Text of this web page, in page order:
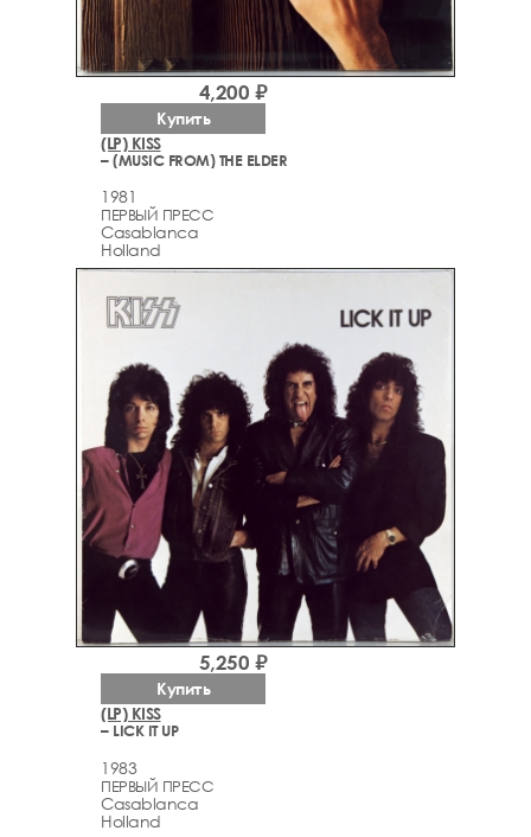
(LP) KISS
– (MUSIC FROM) THE ELDER
1981
ПЕРВЫЙ ПРЕСС
Casablanca
Holland
4,200 ₽
Купить
(LP) KISS
– LICK IT UP
1983
ПЕРВЫЙ ПРЕСС
Casablanca
Holland
5,250 ₽
Купить